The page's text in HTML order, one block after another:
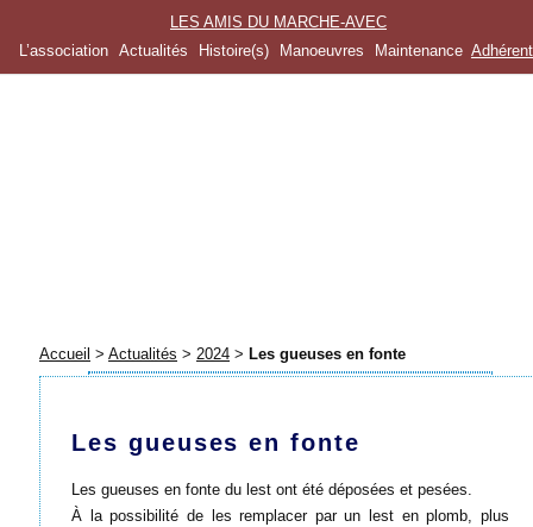
LES AMIS DU MARCHE-AVEC
L’association
Actualités Histoire(s) Manoeuvres Maintenance
Accueil > Actualités > 2024 > Les gueuses en fonte
Les gueuses en fonte
Les gueuses en fonte du lest ont été déposées et pesées.
À la possibilité de les remplacer par un lest en plomb, plus